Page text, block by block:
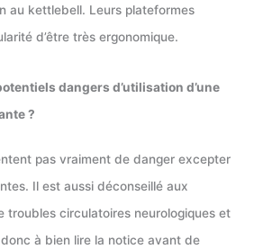
au kettlebell. Leurs plateformes
d’être très ergonomique.
dangers d’utilisation d’une
?
pas vraiment de danger excepter
Il est aussi déconseillé aux
troubles circulatoires neurologiques et
à bien lire la notice avant de